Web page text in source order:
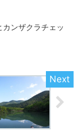
ンザクラチェッ